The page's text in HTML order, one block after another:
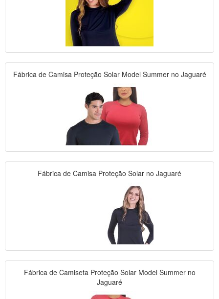
Fábrica de Camisa Proteção Solar Model Summer no Jaguaré
Fábrica de Camisa Proteção Solar no Jaguaré
Fábrica de Camiseta Proteção Solar Model Summer no
Jaguaré